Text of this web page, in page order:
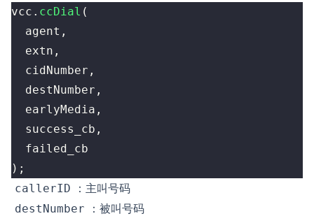
vcc . ccDial (
  agent
,
  extn
,
  cidNumber
,
  destNumber
,
  earlyMedia
,
  success_cb
,
  failed_cb
) ;
callerID
：主叫号码
destNumber ：被叫号码